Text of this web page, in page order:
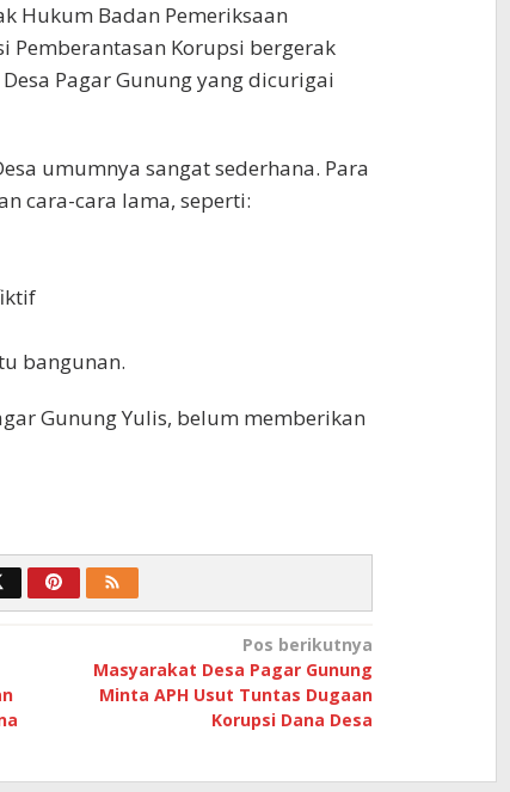
Hukum Badan Pemeriksaan
Pemberantasan Korupsi bergerak
Pagar Gunung yang dicurigai
umumnya sangat sederhana. Para
cara-cara lama, seperti:
bangunan.
Gunung Yulis, belum memberikan
Pos berikutnya
Masyarakat Desa Pagar Gunung
Minta APH Usut Tuntas Dugaan
Korupsi Dana Desa